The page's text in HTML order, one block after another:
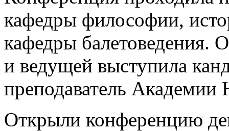
кафедры философии,
кафедры балетоведения.
и ведущей выступила
преподаватель Академии
Открыли конференцию